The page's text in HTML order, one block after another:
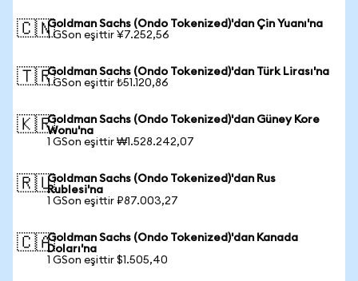
🇨🇳Goldman Sachs (Ondo Tokenized)'dan Çin Yuanı'na
1 GSon eşittir ¥7.252,56
🇹🇷Goldman Sachs (Ondo Tokenized)'dan Türk Lirası'na
1 GSon eşittir ₺51.120,86
🇰🇷Goldman Sachs (Ondo Tokenized)'dan Güney Kore
Wonu'na
1 GSon eşittir ₩1.528.242,07
🇷🇺Goldman Sachs (Ondo Tokenized)'dan Rus
Rublesi'na
1 GSon eşittir ₽87.003,27
🇨🇦Goldman Sachs (Ondo Tokenized)'dan Kanada
Doları'na
1 GSon eşittir $1.505,40